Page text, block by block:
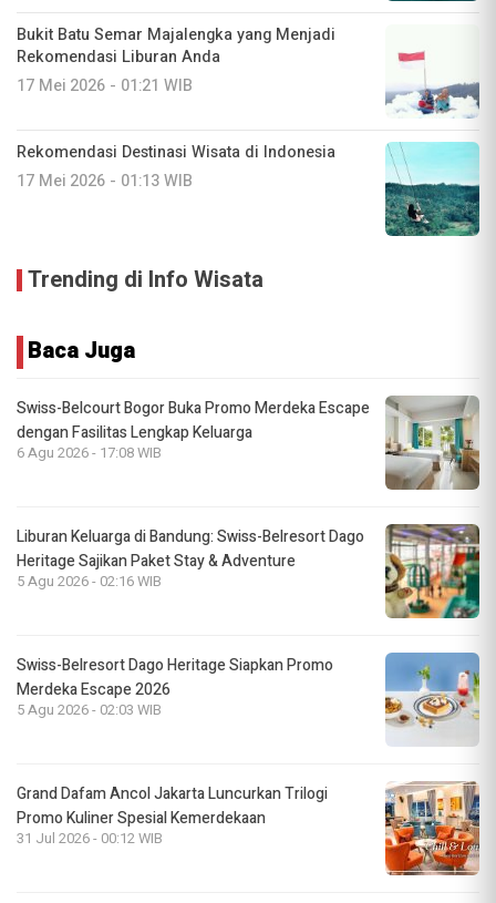
Bukit Batu Semar Majalengka yang Menjadi
Rekomendasi Liburan Anda
17 Mei 2026 - 01:21 WIB
Rekomendasi Destinasi Wisata di Indonesia
17 Mei 2026 - 01:13 WIB
Trending di Info Wisata
Baca Juga
Swiss-Belcourt Bogor Buka Promo Merdeka Escape
dengan Fasilitas Lengkap Keluarga
6 Agu 2026 - 17:08 WIB
Liburan Keluarga di Bandung: Swiss-Belresort Dago
Heritage Sajikan Paket Stay & Adventure
5 Agu 2026 - 02:16 WIB
Swiss-Belresort Dago Heritage Siapkan Promo
Merdeka Escape 2026
5 Agu 2026 - 02:03 WIB
Grand Dafam Ancol Jakarta Luncurkan Trilogi
Promo Kuliner Spesial Kemerdekaan
31 Jul 2026 - 00:12 WIB